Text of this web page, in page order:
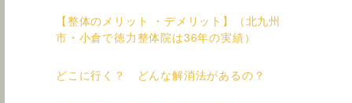
【整体のメリット ・デメリット】（北九州
市・小倉で徳力整体院は36年の実績）
どこに行く？ どんな解消法があるの？